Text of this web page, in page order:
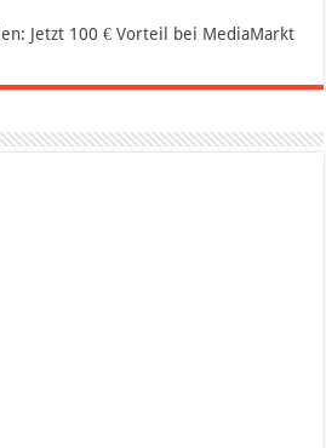
Jetzt 100 € Vorteil bei MediaMarkt